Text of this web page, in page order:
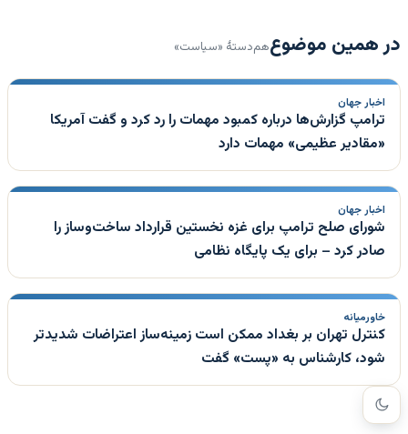
در همین موضوعهم‌دستهٔ «سیاست»
اخبار جهان
ترامپ گزارش‌ها درباره کمبود مهمات را رد کرد و گفت آمریکا
«مقادیر عظیمی» مهمات دارد
اخبار جهان
شورای صلح ترامپ برای غزه نخستین قرارداد ساخت‌وساز را
صادر کرد – برای یک پایگاه نظامی
خاورمیانه
کنترل تهران بر بغداد ممکن است زمینه‌ساز اعتراضات شدیدتر
شود، کارشناس به «پست» گفت